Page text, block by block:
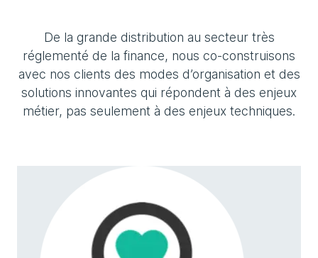
De la grande distribution au secteur très
réglementé de la finance, nous co-construisons
avec nos clients des modes d’organisation et des
solutions innovantes qui répondent à des enjeux
métier, pas seulement à des enjeux techniques.